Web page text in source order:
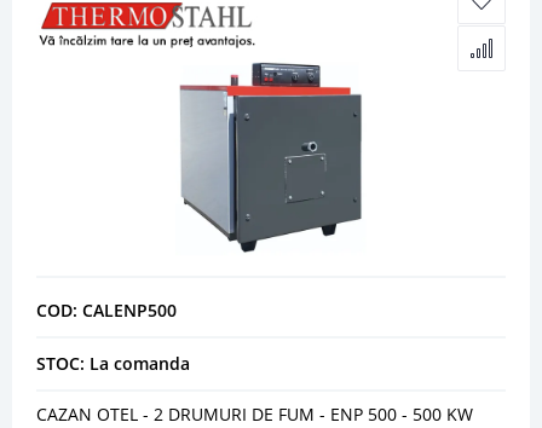
COD: CALENP500
STOC: La comanda
CAZAN OTEL - 2 DRUMURI DE FUM - ENP 500 - 500 KW